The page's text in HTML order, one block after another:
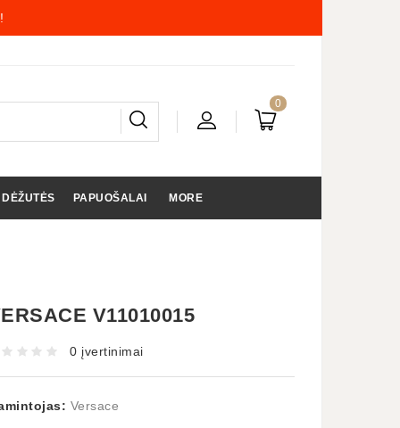
0
PAPUOŠALAI MORE
V11010015
0 įvertinimai
Versace